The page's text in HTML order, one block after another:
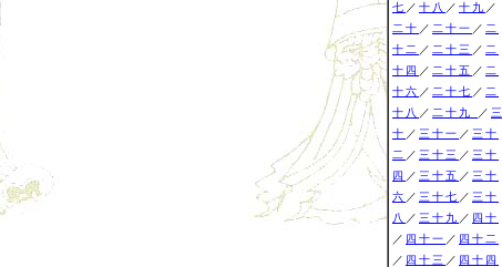
七 ／ 十八 ／ 十九 ／
二十 ／ 二十一 ／ 二
十二 ／ 二十三 ／ 二
十四 ／ 二十五 ／ 二
十六 ／ 二十七 ／ 二
十八 ／ 二十九 ／ 三
十 ／ 三十一 ／ 三十
二 ／ 三十三 ／ 三十
四 ／ 三十五 ／ 三十
六 ／ 三十七 ／ 三十
八 ／ 三十九 ／ 四十
／ 四十一 ／ 四十二
／ 四十三 ／ 四十四